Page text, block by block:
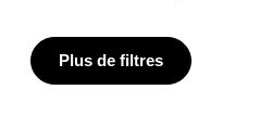
Plus de filtres